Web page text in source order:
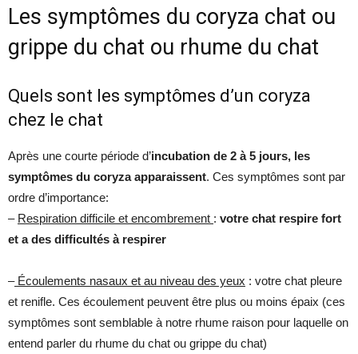
Les symptômes du coryza chat ou
grippe du chat ou rhume du chat
Quels sont les symptômes d’un coryza
chez le chat
Après une courte période d’incubation de 2 à 5 jours, les
symptômes du coryza apparaissent. Ces symptômes sont par
ordre d’importance:
– Respiration difficile et encombrement : votre chat respire fort
et a des difficultés à respirer
–Écoulements nasaux et au niveau des yeux : votre chat pleure
et renifle. Ces écoulement peuvent être plus ou moins épaix (ces
symptômes sont semblable à notre rhume raison pour laquelle on
entend parler du rhume du chat ou grippe du chat)